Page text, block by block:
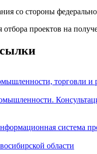
со стороны
отбора проектов на
торговли и
система
области